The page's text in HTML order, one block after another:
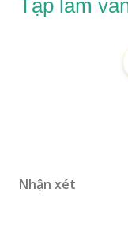
Tập làm
Nhận xét